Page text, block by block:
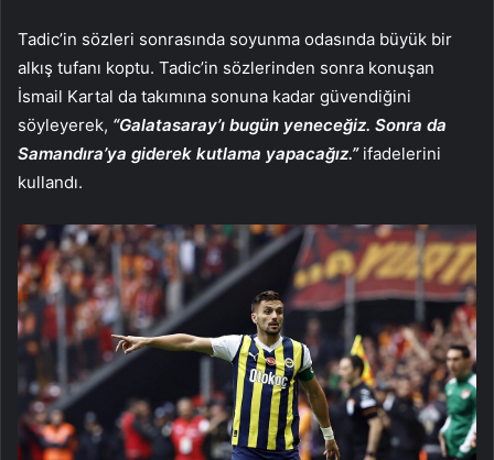
Tadic’in sözleri sonrasında soyunma odasında büyük bir
alkış tufanı koptu. Tadic’in sözlerinden sonra konuşan
İsmail Kartal da takımına sonuna kadar güvendiğini
söyleyerek, “Galatasaray’ı bugün yeneceğiz. Sonra da
Samandıra’ya giderek kutlama yapacağız.”ifadelerini
kullandı.